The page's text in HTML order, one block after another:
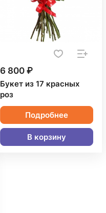
6 800 ₽
Букет из 17 красных
роз
Подробнее
В корзину